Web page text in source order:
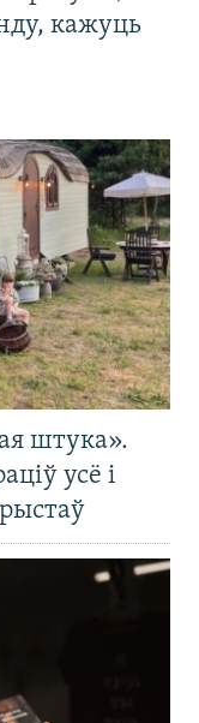
кажуць
штука».
усё і